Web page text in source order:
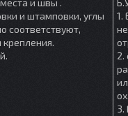
и швы .
и штамповки, углы
соответствуют,
1.
2.
3.